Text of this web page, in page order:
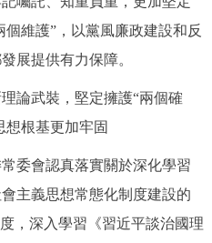
PORTUGUÊS
回到頂部
維護”，以黨風廉政建設和反
展提供有力保障。
武裝，堅定擁護“兩個確
想根基更加牢固
會認真落實關於深化學習
主義思想常態化制度建設的
，深入學習《習近平談治國理